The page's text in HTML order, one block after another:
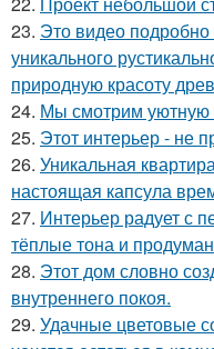
23. Это видео подробно
уникального
природную красоту
24. Мы смотрим уютную
25. Этот интерьер - не
26. Уникальная
настоящая капсула
27. Интерьер радует с
тёплые тона и
28. Этот дом словно
внутреннего покоя.
29. Удачные цветовые